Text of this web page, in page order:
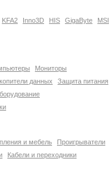
KFA2 Inno3D HIS GigaByte
MSI
Мониторы
данных
Защита питания
и мебель
Проигрыватели
Кабели и переходники